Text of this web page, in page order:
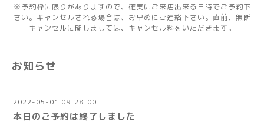
※予約枠に限りがありますので、確実にご来店出来る日時でご予約下
さい。キャンセルされる場合は、お早めにご連絡下さい。直前、無断
キャンセルに関しましては、キャンセル料をいただきます。
お知らせ
2022-05-01 09:28:00
本日のご予約は終了しました